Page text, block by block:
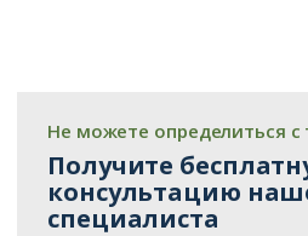
Не можете определиться с
Получите
консультацию
специалиста